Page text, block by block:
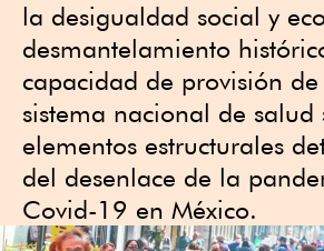
la desigualdad social y
desmantelamiento
capacidad de provisión de
sistema nacional de salud
elementos estructurales
del desenlace de la
Covid-19 en México.